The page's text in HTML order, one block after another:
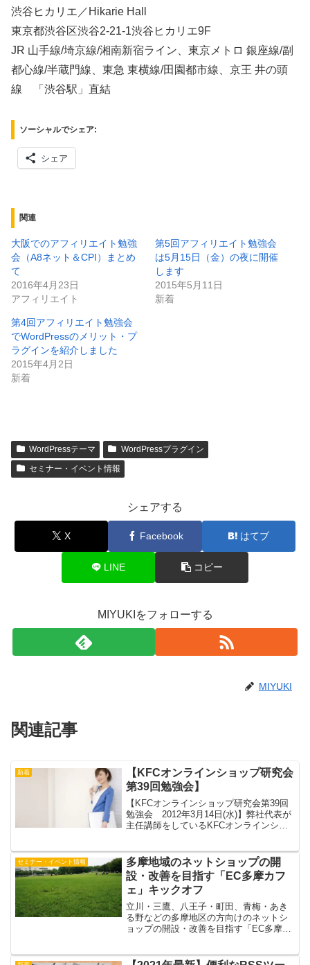
渋谷ヒカリエ／Hikarie Hall
東京都渋谷区渋谷2-21-1渋谷ヒカリエ9F
JR 山手線/埼京線/湘南新宿ライン、東京メトロ 銀座線/副
都心線/半蔵門線、東急 東横線/田園都市線、京王 井の頭
線 「渋谷駅」直結
ソーシャルでシェア:
シェア
関連
大阪でのアフィリエイト勉強
会（A8ネット＆CPI）まとめ
て
2016年4月23日
アフィリエイト
第5回アフィリエイト勉強会
は5月15日（金）の夜に開催
します
2015年5月11日
新着
第4回アフィリエイト勉強会
でWordPressのメリット・プ
ラグインを紹介しました
2015年4月2日
新着
WordPressテーマ
WordPressプラグイン
セミナー・イベント情報
シェアする
X Facebook はてブ
LINE コピー
MIYUKIをフォローする
MIYUKI
関連記事
新着
【KFCオンラインショップ研究会
第39回勉強会】
【KFCオンラインショップ研究会第39回
勉強会 2012年3月14日(水)】弊社代表が
主任講師をしているKFCオンラインショ
セミナー・イベント情報
多摩地域のネットショップの開
設・改善を目指す「EC多摩カフ
ェ」キックオフ
立川・三鷹、八王子・町田、青梅・あき
る野などの多摩地区の方向けのネットシ
ョップの開設・改善を目指す「EC多摩カ
す。キックオフシンポジウム：2016年6月